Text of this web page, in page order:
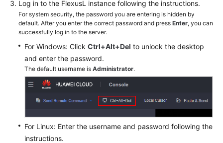
Permissions
Log in to the FlexusL instance following the instructions.
For system security, the password you are entering is hidden by
default. After you enter the correct password and press Enter, you can
successfully log in to the server.
For Windows: Click Ctrl+Alt+Del to unlock the desktop
and enter the password.
The default username is Administrator.
For Linux: Enter the username and password following the
instructions.